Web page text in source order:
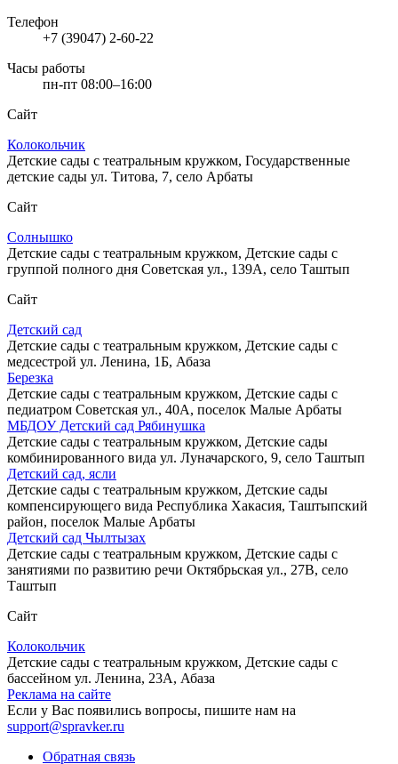
Телефон
+7 (39047) 2-60-22
Часы работы
пн-пт 08:00–16:00
Сайт
Колокольчик
Детские сады с театральным кружком, Государственные
детские сады ул. Титова, 7, село Арбаты
Сайт
Солнышко
Детские сады с театральным кружком, Детские сады с
группой полного дня Советская ул., 139А, село Таштып
Сайт
Детский сад
Детские сады с театральным кружком, Детские сады с
медсестрой ул. Ленина, 1Б, Абаза
Березка
Детские сады с театральным кружком, Детские сады с
педиатром Советская ул., 40А, поселок Малые Арбаты
МБДОУ Детский сад Рябинушка
Детские сады с театральным кружком, Детские сады
комбинированного вида ул. Луначарского, 9, село Таштып
Детский сад, ясли
Детские сады с театральным кружком, Детские сады
компенсирующего вида Республика Хакасия, Таштыпский
район, поселок Малые Арбаты
Детский сад Чылтызах
Детские сады с театральным кружком, Детские сады с
занятиями по развитию речи Октябрьская ул., 27В, село
Таштып
Сайт
Колокольчик
Детские сады с театральным кружком, Детские сады с
бассейном ул. Ленина, 23А, Абаза
Реклама на сайте
Если у Вас появились вопросы, пишите нам на
support@spravker.ru
Обратная связь